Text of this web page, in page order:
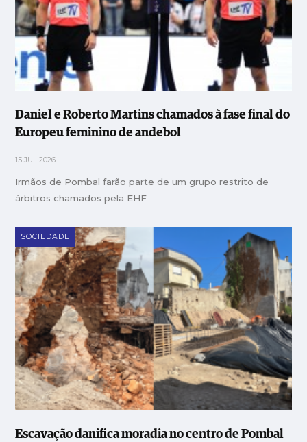
Daniel e Roberto Martins chamados à fase final do
Europeu feminino de andebol
15 JUL 2026
Irmãos de Pombal farão parte de um grupo restrito de
árbitros chamados pela EHF
SOCIEDADE
Escavação danifica moradia no centro de Pombal